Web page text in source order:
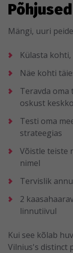
Mängi, uuri
Külasta
Näe kohti
Teravda oma
oskust
Testi oma
strateegias
Võistle teiste
nimel
Tervislik
2
linnutiivul
Kui see kõlab
Vilnius's distinct